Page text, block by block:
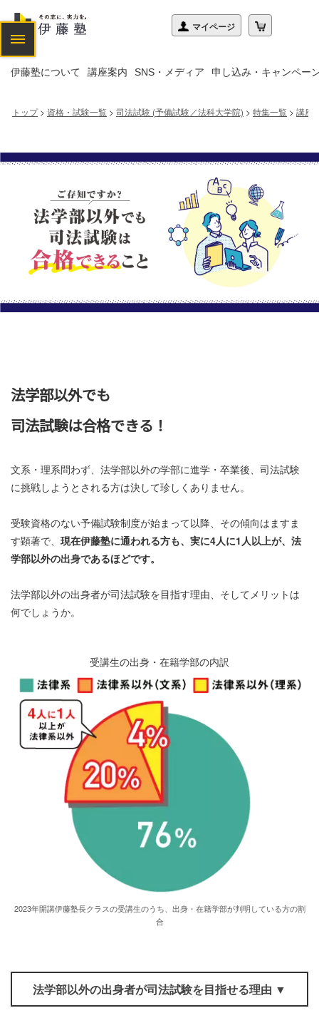
伊藤塾について 講座案内 SNS・メディア 申し込み・キャンペー
トップ> 資格・試験一覧 > 司法試験 (予備試験／法科大学院) > 特集一覧 > 講座
法学部以外でも
司法試験は合格できる！
文系・理系問わず、法学部以外の学部に進学・卒業後、司法試験
に挑戦しようとされる方は決して珍しくありません。
受験資格のない予備試験制度が始まって以降、その傾向はますま
す顕著で、 現在伊藤塾に通われる方も、実に4人に1人以上が、法
学部以外の出身であるほどです。
法学部以外の出身者が司法試験を目指す理由、そしてメリットは
何でしょうか。
受講生の出身・在籍学部の内訳
2023年開講伊藤塾長クラスの受講生のうち、出身・在籍学部が判明している方の割
合
法学部以外の出身者が司法試験を目指せる理由 ▼